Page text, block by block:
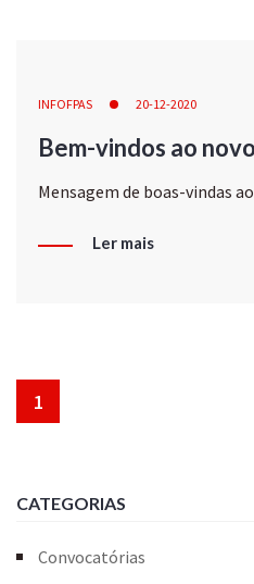
INFOFPAS 20-12-2020
Bem-vindos ao
Mensagem de boas-vindas
Ler mais
1
CATEGORIAS
Convocatórias